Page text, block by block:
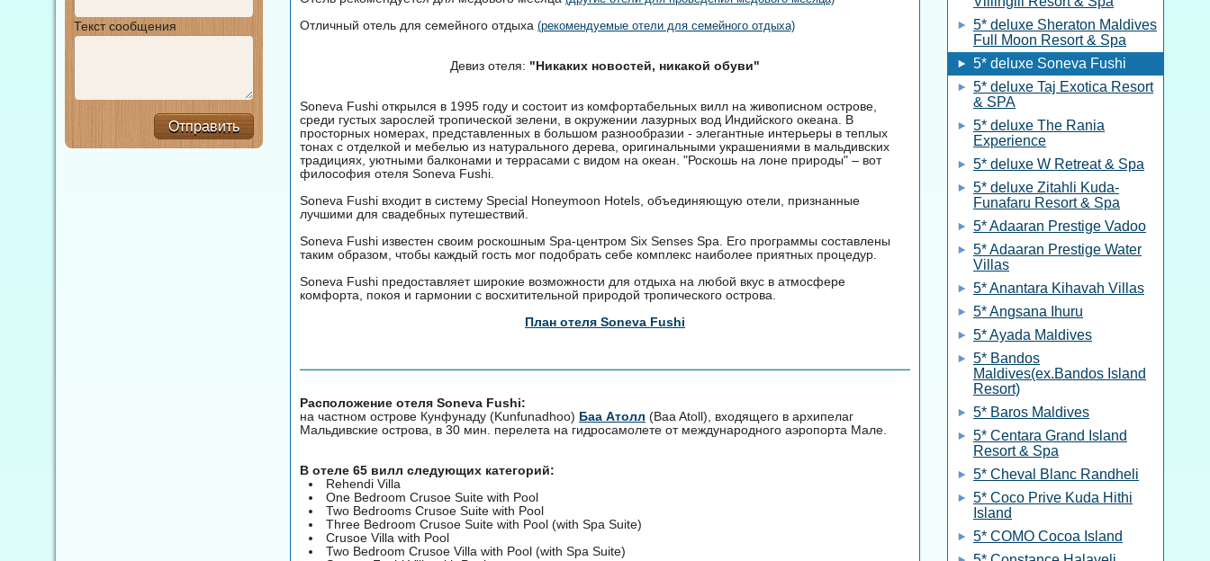
Отличный отель для семейного отдыха (рекомендуемые отели для семейного отдыха)
Девиз отеля: "Никаких новостей, никакой обуви"
Soneva Fushi открылся в 1995 году и состоит из комфортабельных вилл на живописном острове,
среди густых зарослей тропической зелени, в окружении лазурных вод Индийского океана. В
просторных номерах, представленных в большом разнообразии - элегантные интерьеры в теплых
тонах с отделкой и мебелью из натурального дерева, оригинальными украшениями в мальдивских
традициях, уютными балконами и террасами с видом на океан. "Роскошь на лоне природы" – вот
философия отеля Soneva Fushi.
Soneva Fushi входит в систему Special Honeymoon Hotels, объединяющую отели, признанные
лучшими для свадебных путешествий.
Soneva Fushi известен своим роскошным Spa-центром Six Senses Spa. Его программы составлены
таким образом, чтобы каждый гость мог подобрать себе комплекс наиболее приятных процедур.
Soneva Fushi предоставляет широкие возможности для отдыха на любой вкус в атмосфере
комфорта, покоя и гармонии с восхитительной природой тропического острова.
План отеля Soneva Fushi
Расположение отеля Soneva Fushi:
на частном острове Кунфунаду (Kunfunadhoo) Баа Атолл (Baa Atoll), входящего в архипелаг
Мальдивские острова, в 30 мин. перелета на гидросамолете от международного аэропорта Мале.
В отеле 65 вилл следующих категорий:
Rehendi Villa
One Bedroom Crusoe Suite with Pool
Two Bedrooms Crusoe Suite with Pool
Three Bedroom Crusoe Suite with Pool (with Spa Suite)
Crusoe Villa with Pool
Two Bedroom Crusoe Villa with Pool (with Spa Suite)
Текст сообщения
Отправить
5* deluxe Sheraton Maldives
Full Moon Resort & Spa
5* deluxe Soneva Fushi
5* deluxe Taj Exotica Resort
& SPA
5* deluxe The Rania
Experience
5* deluxe W Retreat & Spa
5* deluxe Zitahli Kuda-
Funafaru Resort & Spa
5* Adaaran Prestige Vadoo
5* Adaaran Prestige Water
Villas
5* Anantara Kihavah Villas
5* Angsana Ihuru
5* Ayada Maldives
5* Bandos
Maldives(ex.Bandos Island
Resort)
5* Baros Maldives
5* Centara Grand Island
Resort & Spa
5* Cheval Blanc Randheli
5* Coco Prive Kuda Hithi
Island
5* COMO Cocoa Island